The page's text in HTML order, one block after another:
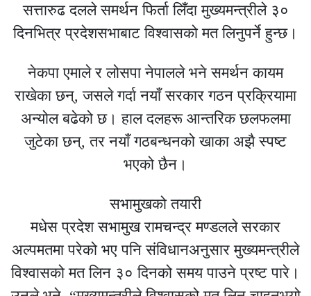
सत्तारुढ दलले समर्थन फिर्ता लिँदा मुख्यमन्त्रीले ३०
दिनभित्र प्रदेशसभाबाट विश्वासको मत लिनुपर्ने हुन्छ।
नेकपा एमाले र लोसपा नेपालले भने समर्थन कायम
राखेका छन्, जसले गर्दा नयाँ सरकार गठन प्रक्रियामा
अन्योल बढेको छ। हाल दलहरू आन्तरिक छलफलमा
जुटेका छन्, तर नयाँ गठबन्धनको खाका अझै स्पष्ट
भएको छैन।
सभामुखको तयारी
मधेस प्रदेश सभामुख रामचन्द्र मण्डलले सरकार
अल्पमतमा परेको भए पनि संविधानअनुसार मुख्यमन्त्रीले
विश्वासको मत लिन ३० दिनको समय पाउने प्रष्ट पारे।